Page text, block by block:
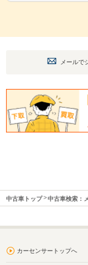
メールで
中古車トップ 中古車検索：
カーセンサートップへ